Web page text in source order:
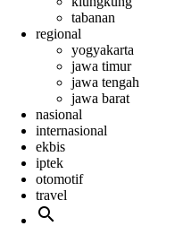
tabanan
regional
yogyakarta
jawa timur
jawa tengah
jawa barat
nasional
internasional
ekbis
iptek
otomotif
travel
search